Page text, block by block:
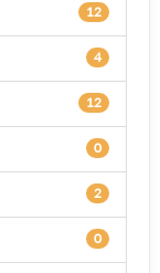
12
4
12
0
2
0